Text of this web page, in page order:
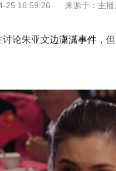
25 16:59:26 来源于：主播
讨论朱亚文边潇潇事件 ，